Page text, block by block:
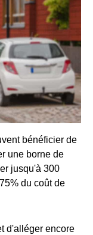
bénéficier de
une borne de
jusqu'à 300
du coût de
d'alléger encore